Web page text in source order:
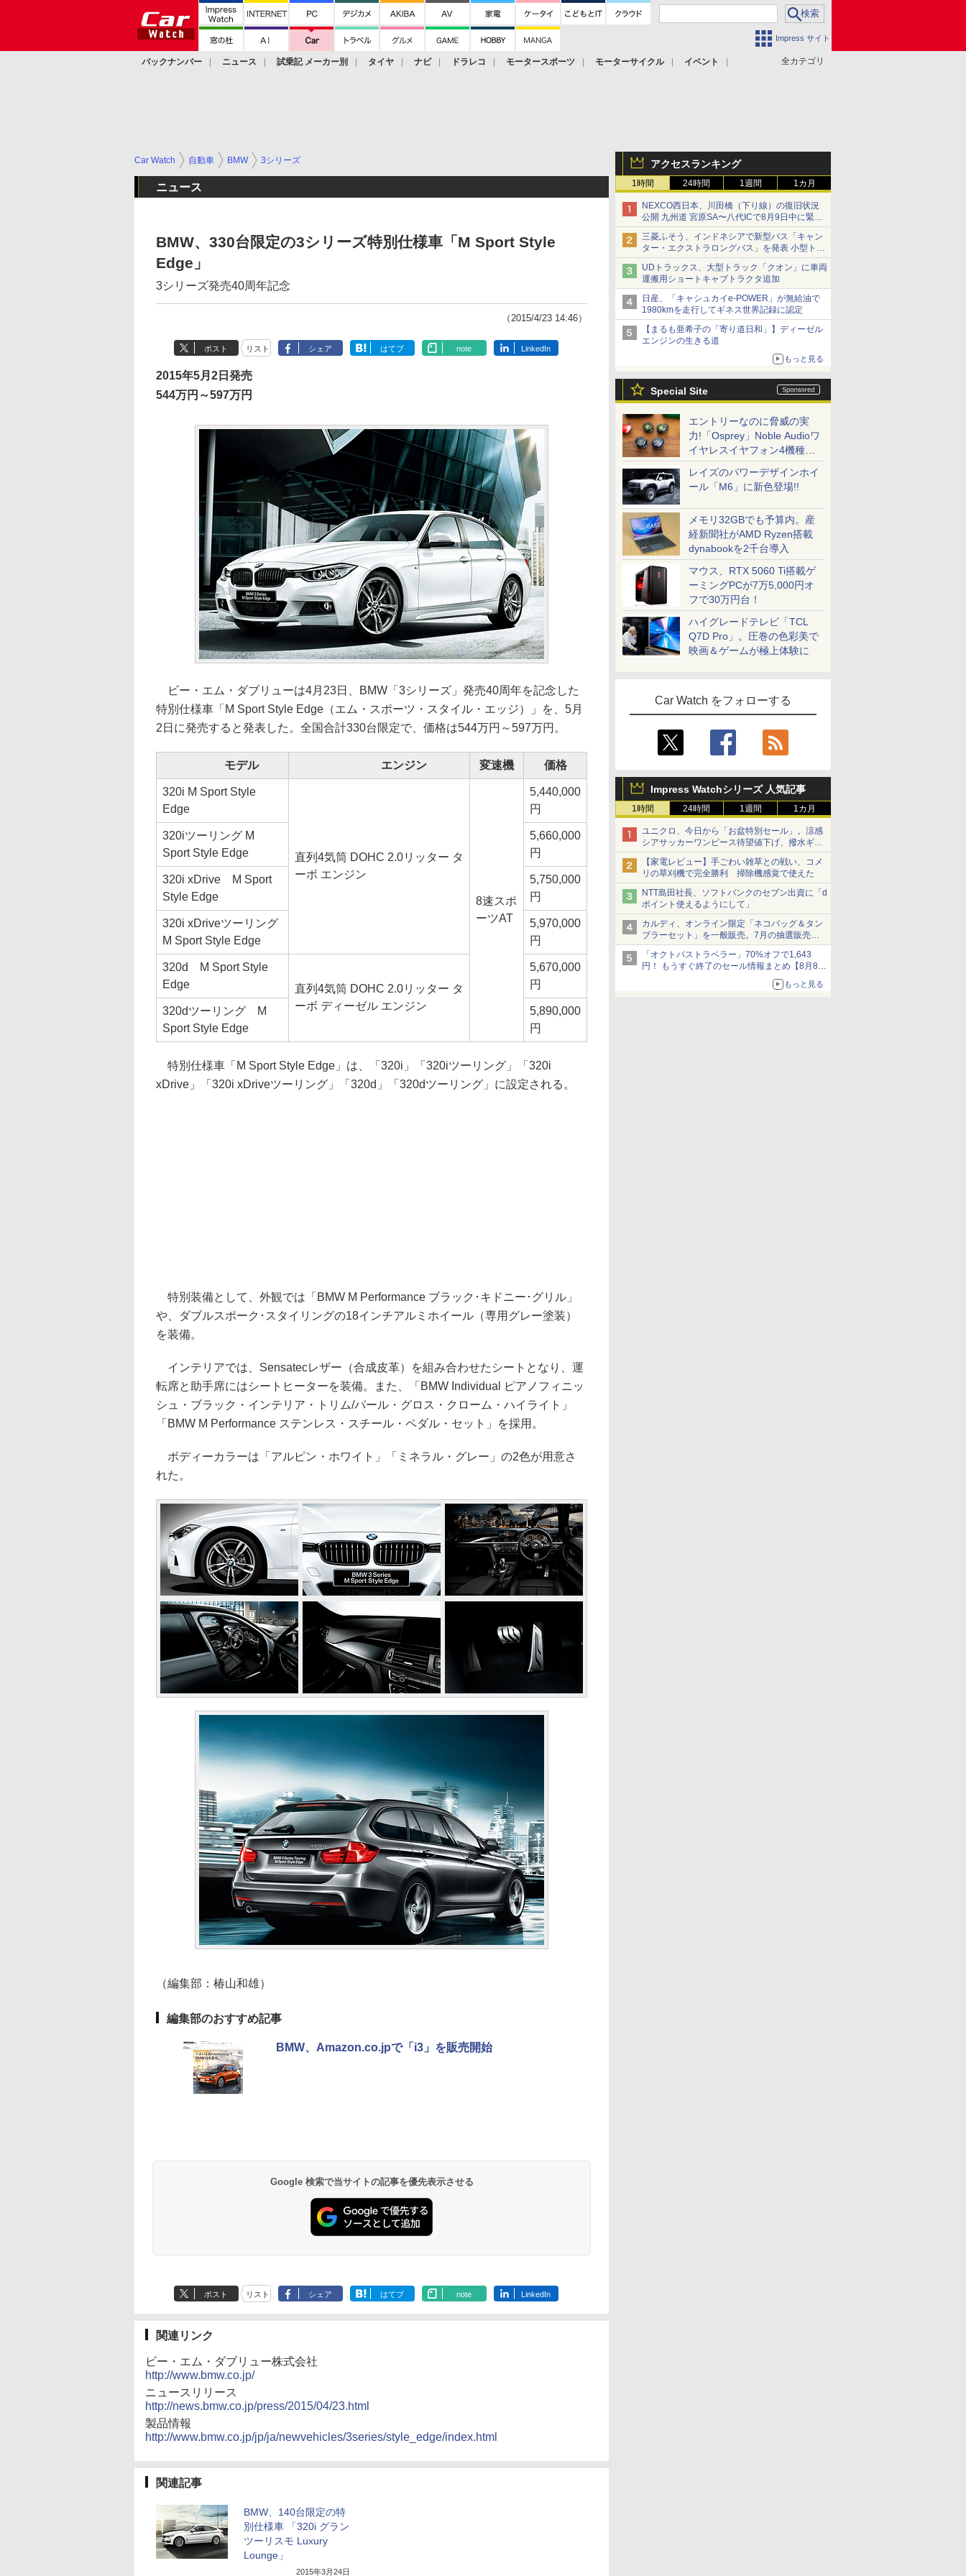
Impress サイト
全カテゴリ
バックナンバー ニュース 試乗記 メーカー別 タイヤ ナビ ドラレコ モータースポーツ モーターサイクル
イベント
アクセスランキング
1時間 24時間 1週間 1カ月
NEXCO西日本、川田橋（下り線）の復旧状況
公開 九州道 宮原SA〜八代ICで8月9日中に緊急
車両を通行可能に
三菱ふそう、インドネシアで新型バス「キャン
ター・エクストラロングバス」を発表 小型トラ
ックベースの観光・旅客輸送向けバス
UDトラックス、大型トラック「クオン」に車両
運搬用ショートキャブトラクタ追加
日産、「キャシュカイe-POWER」が無給油で
1980kmを走行してギネス世界記録に認定
【まるも亜希子の「寄り道日和」】ディーゼル
エンジンの生きる道
もっと見る
Special Site
エントリーなのに脅威の実
力!「Osprey」Noble Audioワ
イヤレスイヤフォン4機種を
一気に聴く
レイズのパワーデザインホイ
ール「M6」に新色登場!!
メモリ32GBでも予算内。産
経新聞社がAMD Ryzen搭載
dynabookを2千台導入
マウス、RTX 5060 Ti搭載ゲ
ーミングPCが7万5,000円オ
フで30万円台！
ハイグレードテレビ「TCL
Q7D Pro」。圧巻の色彩美で
映画＆ゲームが極上体験に
Car Watch をフォローする
Impress Watchシリーズ 人気記事
1時間 24時間 1週間 1カ月
ユニクロ、今日から「お盆特別セール」。涼感
シアサッカーワンピース待望値下げ、撥水ギア
ショーツは1990円に
【家電レビュー】手ごわい雑草との戦い、コメ
リの草刈機で完全勝利 掃除機感覚で使えた
NTT島田社長、ソフトバンクのセブン出資に「d
ポイント使えるようにして」
カルディ、オンライン限定「ネコバッグ＆タン
ブラーセット」を一般販売。7月の抽選販売の
当選無効分
「オクトパストラベラー」70%オフで1,643
円！ もうすぐ終了のセール情報まとめ【8月8日
ニンテンドーeショップでは「大神 絶景版」が
もっと見る
Car Watch 自動車 BMW 3シリーズ
ニュース
BMW、330台限定の3シリーズ特別仕様車「M Sport Style
Edge」
3シリーズ発売40周年記念
（2015/4/23 14:46）
ポスト リスト シェア はてブ note LinkedIn
2015年5月2日発売
544万円～597万円
ビー・エム・ダブリューは4月23日、BMW「3シリーズ」発売40周年を記念した
特別仕様車「M Sport Style Edge（エム・スポーツ・スタイル・エッジ）」を、5月
2日に発売すると発表した。全国合計330台限定で、価格は544万円～597万円。
モデル エンジン 変速機 価格
320i M Sport Style
Edge
直列4気筒 DOHC 2.0リッター タ
ーボ エンジン
8速スポ
ーツAT
5,440,000
円
320iツーリング M
Sport Style Edge
5,660,000
円
320i xDrive M Sport
Style Edge
5,750,000
円
320i xDriveツーリング
M Sport Style Edge
5,970,000
円
320d M Sport Style
Edge
直列4気筒 DOHC 2.0リッター タ
ーボ ディーゼル エンジン
5,670,000
円
320dツーリング M
Sport Style Edge
5,890,000
円
特別仕様車「M Sport Style Edge」は、「320i」「320iツーリング」「320i
xDrive」「320i xDriveツーリング」「320d」「320dツーリング」に設定される。
特別装備として、外観では「BMW M Performance ブラック･キドニー･グリル」
や、ダブルスポーク･スタイリングの18インチアルミホイール（専用グレー塗装）
を装備。
インテリアでは、Sensatecレザー（合成皮革）を組み合わせたシートとなり、運
転席と助手席にはシートヒーターを装備。また、「BMW Individual ピアノフィニッ
シュ・ブラック・インテリア・トリム/パール・グロス・クローム・ハイライト」
「BMW M Performance ステンレス・スチール・ペダル・セット」を採用。
ボディーカラーは「アルピン・ホワイト」「ミネラル・グレー」の2色が用意さ
れた。
（編集部：椿山和雄）
編集部のおすすめ記事
BMW、Amazon.co.jpで「i3」を販売開始
Google 検索で当サイトの記事を優先表示させる
ポスト リスト シェア はてブ note LinkedIn
関連リンク
ビー・エム・ダブリュー株式会社
http://www.bmw.co.jp/
ニュースリリース
http://news.bmw.co.jp/press/2015/04/23.html
製品情報
http://www.bmw.co.jp/jp/ja/newvehicles/3series/style_edge/index.html
関連記事
BMW、140台限定の特
別仕様車 「320i グラン
ツーリスモ Luxury
Lounge」
2015年3月24日